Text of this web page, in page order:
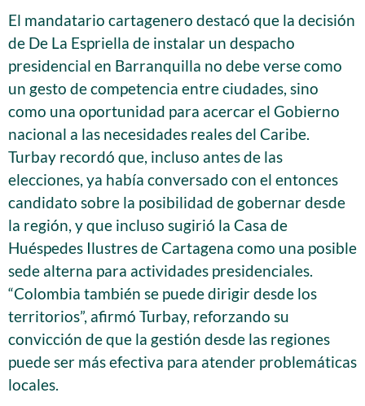
El mandatario cartagenero destacó que la decisión
de De La Espriella de instalar un despacho
presidencial en Barranquilla no debe verse como
un gesto de competencia entre ciudades, sino
como una oportunidad para acercar el Gobierno
nacional a las necesidades reales del Caribe.
Turbay recordó que, incluso antes de las
elecciones, ya había conversado con el entonces
candidato sobre la posibilidad de gobernar desde
la región, y que incluso sugirió la Casa de
Huéspedes Ilustres de Cartagena como una posible
sede alterna para actividades presidenciales.
“Colombia también se puede dirigir desde los
territorios”, afirmó Turbay, reforzando su
convicción de que la gestión desde las regiones
puede ser más efectiva para atender problemáticas
locales.